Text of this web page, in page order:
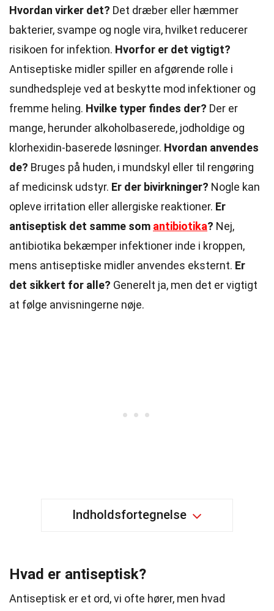
Hvordan virker det? Det dræber eller hæmmer
bakterier, svampe og nogle vira, hvilket reducerer
risikoen for infektion. Hvorfor er det vigtigt?
Antiseptiske midler spiller en afgørende rolle i
sundhedspleje ved at beskytte mod infektioner og
fremme heling. Hvilke typer findes der? Der er
mange, herunder alkoholbaserede, jodholdige og
klorhexidin-baserede løsninger. Hvordan anvendes
de? Bruges på huden, i mundskyl eller til rengøring
af medicinsk udstyr. Er der bivirkninger? Nogle kan
opleve irritation eller allergiske reaktioner. Er
antiseptisk det samme som antibiotika? Nej,
antibiotika bekæmper infektioner inde i kroppen,
mens antiseptiske midler anvendes eksternt. Er
det sikkert for alle? Generelt ja, men det er vigtigt
at følge anvisningerne nøje.
Indholdsfortegnelse
Hvad er antiseptisk?
Antiseptisk er et ord, vi ofte hører, men hvad